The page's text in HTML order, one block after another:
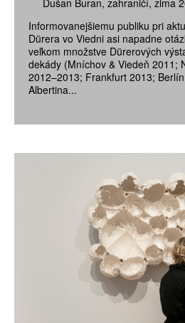
Dušan Buran zahraničí zima
Informovanejšiemu publiku pri
Dürera vo Viedni asi napadne
veľkom množstve Dürerových
dekády (Mníchov & Viedeň 2011;
2012–2013; Frankfurt 2013;
Albertina...